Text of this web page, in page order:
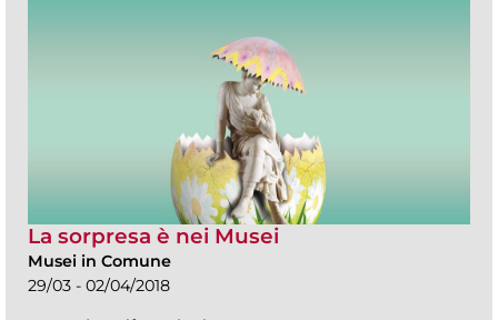
La sorpresa è nei Musei
Musei in Comune
29/03 - 02/04/2018